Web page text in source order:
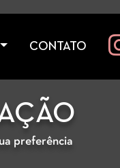
CONTATO
preferência